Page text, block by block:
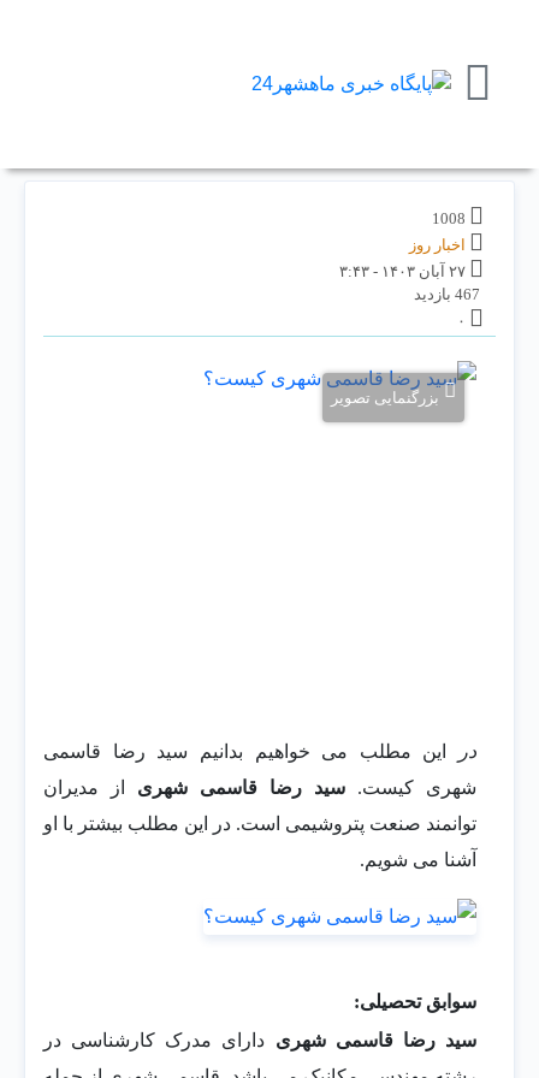
اخبار روز
467 بازدید
۰
بزرگنمایی تصویر
در
این مطلب می خواهیم بدانیم سید رضا قاسمی
شهری کیست. سید رضا قاسمی شهری از مدیران
توانمند صنعت پتروشیمی است. در این مطلب بیشتر با او
آشنا می شویم.
سوابق تحصیلی:
سید رضا قاسمی شهری دارای مدرک کارشناسی در